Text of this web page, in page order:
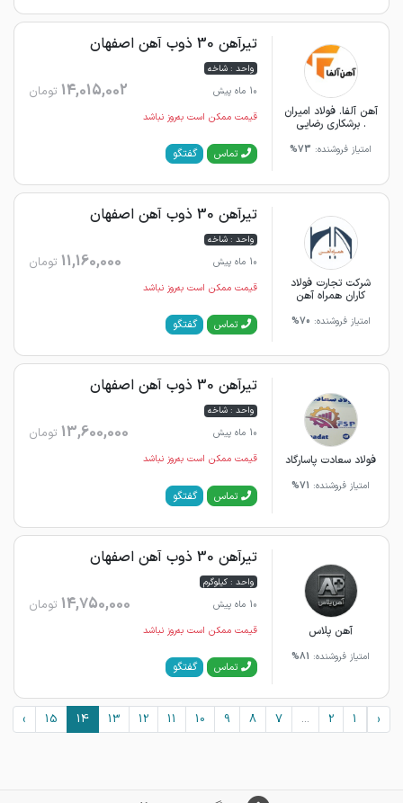
آهن آلفا. فولاد امیران
. برشکاری رضایی
امتیاز فروشنده: 73%
تیرآهن 30 ذوب آهن اصفهان
واحد : شاخه
10 ماه پیش
14,015,002 تومان
قیمت ممکن است به‌روز نباشد
تماس گفتگو
شرکت تجارت فولاد
کاران همراه آهن
امتیاز فروشنده: 70%
تیرآهن 30 ذوب آهن اصفهان
واحد : شاخه
10 ماه پیش
11,160,000 تومان
قیمت ممکن است به‌روز نباشد
تماس گفتگو
فولاد سعادت پاسارگاد
امتیاز فروشنده: 71%
تیرآهن 30 ذوب آهن اصفهان
واحد : شاخه
10 ماه پیش
13,600,000 تومان
قیمت ممکن است به‌روز نباشد
تماس گفتگو
آهن پلاس
امتیاز فروشنده: 81%
تیرآهن 30 ذوب آهن اصفهان
واحد : کیلوگرم
10 ماه پیش
14,750,000 تومان
قیمت ممکن است به‌روز نباشد
تماس گفتگو
‹
1
2
...
7
8
9
10
11
12
13
14
15
›